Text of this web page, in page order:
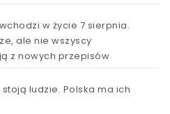
w życie 7 sierpnia.
ale nie wszyscy
z nowych przepisów
ludzie. Polska ma ich